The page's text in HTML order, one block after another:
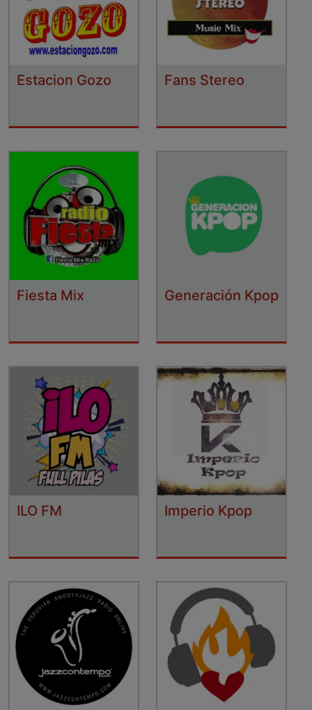
Estacion Gozo Fans Stereo
Fiesta Mix Generación Kpop
ILO FM Imperio Kpop